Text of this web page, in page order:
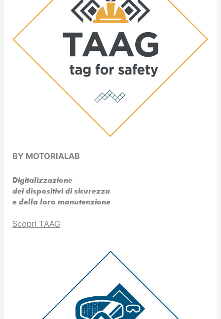
BY MOTORIALAB
Digitalizzazione
dei dispositivi di sicurezza
e della loro manutenzione
Scopri TAAG